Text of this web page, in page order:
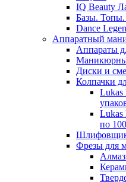
IQ Beauty
Базы.
Dance
Аппаратный
Аппараты
Диски и
Колпачки
Lukas
Lukas
по
Фрезы для